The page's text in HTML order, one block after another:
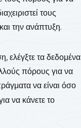
τους
την ανάπτυξη.
ελέγξτε τα δεδομένα
πόρους για να
να είναι όσο
να κάνετε το